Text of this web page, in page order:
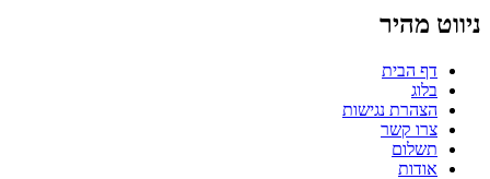
ניווט מהיר
דף הבית
בלוג
הצהרת נגישות
צרו קשר
תשלום
אודות